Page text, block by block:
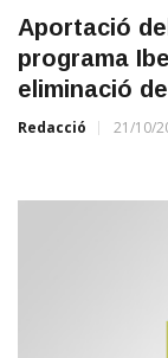
Aportació
programa
eliminació
Redacció 21/10/